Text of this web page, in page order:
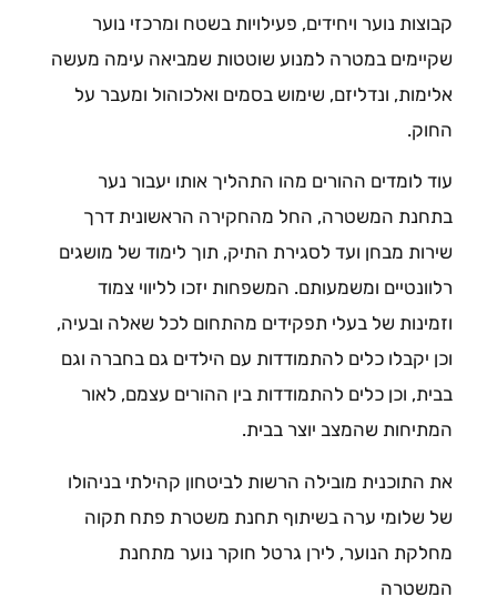
קבוצות נוער ויחידים, פעילויות בשטח ומרכזי נוער
שקיימים במטרה למנוע שוטטות שמביאה עימה מעשה
אלימות, ונדליזם, שימוש בסמים ואלכוהול ומעבר על
החוק.
עוד לומדים ההורים מהו התהליך אותו יעבור נער
בתחנת המשטרה, החל מהחקירה הראשונית דרך
שירות מבחן ועד לסגירת התיק, תוך לימוד של מושגים
רלוונטיים ומשמעותם. המשפחות יזכו לליווי צמוד
וזמינות של בעלי תפקידים מהתחום לכל שאלה ובעיה,
וכן יקבלו כלים להתמודדות עם הילדים גם בחברה וגם
בבית, וכן כלים להתמודדות בין ההורים עצמם, לאור
המתיחות שהמצב יוצר בבית.
את התוכנית מובילה הרשות לביטחון קהילתי בניהולו
של שלומי ערה בשיתוף תחנת משטרת פתח תקוה
מחלקת הנוער, לירן גרטל חוקר נוער מתחנת
המשטרה